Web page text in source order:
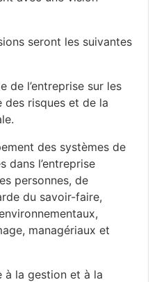
seront les suivantes
de l’entreprise sur les
des risques et de la
des systèmes de
dans l’entreprise
personnes, de
du savoir-faire,
managériaux et
à la gestion et à la